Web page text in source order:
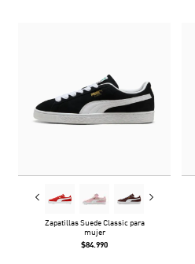
Zapatillas Suede Classic para
mujer
$84.990